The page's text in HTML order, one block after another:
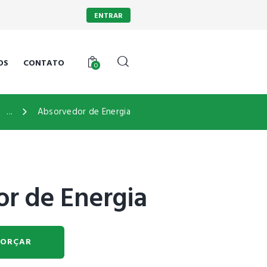
ENTRAR
CONTATO 0
... Absorvedor de Energia
de Energia
ORÇAR